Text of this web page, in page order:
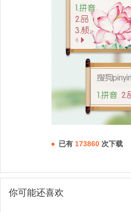
已有 173860 次下载
你可能还喜欢